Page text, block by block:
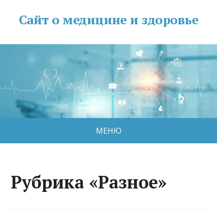
Сайт о медицине и здоровье
МЕНЮ
Рубрика «Разное»